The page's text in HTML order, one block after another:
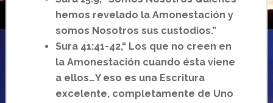
hemos revelado la Amonestación y
somos Nosotros sus custodios.”
Sura 41:41-42,“ Los que no creen en
la Amonestación cuando ésta viene
a ellos…Y eso es una Escritura
excelente, completamente de Uno